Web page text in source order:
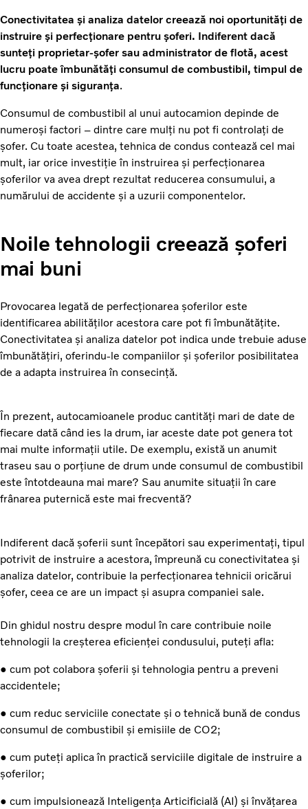
Conectivitatea și analiza datelor creează noi oportunități de
instruire și perfecționare pentru șoferi. Indiferent dacă
sunteți proprietar-șofer sau administrator de flotă, acest
lucru poate îmbunătăți consumul de combustibil, timpul de
funcționare și siguranța.
Consumul de combustibil al unui autocamion depinde de
numeroși factori – dintre care mulți nu pot fi controlați de
șofer. Cu toate acestea, tehnica de condus contează cel mai
mult, iar orice investiție în instruirea și perfecționarea
șoferilor va avea drept rezultat reducerea consumului, a
numărului de accidente și a uzurii componentelor.
Noile tehnologii creează șoferi
mai buni
Provocarea legată de perfecționarea șoferilor este
identificarea abilităților acestora care pot fi îmbunătățite.
Conectivitatea și analiza datelor pot indica unde trebuie aduse
îmbunătățiri, oferindu-le companiilor și șoferilor posibilitatea
de a adapta instruirea în consecință.
În prezent, autocamioanele produc cantități mari de date de
fiecare dată când ies la drum, iar aceste date pot genera tot
mai multe informații utile. De exemplu, există un anumit
traseu sau o porțiune de drum unde consumul de combustibil
este întotdeauna mai mare? Sau anumite situații în care
frânarea puternică este mai frecventă?
Indiferent dacă șoferii sunt începători sau experimentați, tipul
potrivit de instruire a acestora, împreună cu conectivitatea și
analiza datelor, contribuie la perfecționarea tehnicii oricărui
șofer, ceea ce are un impact și asupra companiei sale.
Din ghidul nostru despre modul în care contribuie noile
tehnologii la creșterea eficienței condusului, puteți afla:
● cum pot colabora șoferii și tehnologia pentru a preveni
accidentele;
● cum reduc serviciile conectate și o tehnică bună de condus
consumul de combustibil și emisiile de CO2;
● cum puteți aplica în practică serviciile digitale de instruire a
șoferilor;
● cum impulsionează Inteligența Articificială (AI) și învățarea